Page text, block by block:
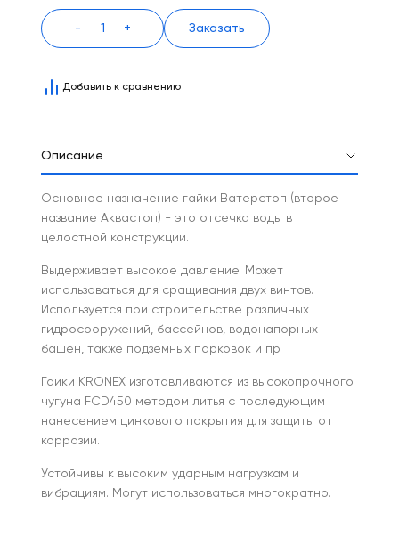
- + Заказать
Добавить к сравнению
Описание
Основное назначение гайки Ватерстоп (второе
название Аквастоп) - это отсечка воды в
целостной конструкции.
Выдерживает высокое давление. Может
использоваться для сращивания двух винтов.
Используется при строительстве различных
гидросооружений, бассейнов, водонапорных
башен, также подземных парковок и пр.
Гайки KRONEX изготавливаются из высокопрочного
чугуна FCD450 методом литья с последующим
нанесением цинкового покрытия для защиты от
коррозии.
Устойчивы к высоким ударным нагрузкам и
вибрациям. Могут использоваться многократно.